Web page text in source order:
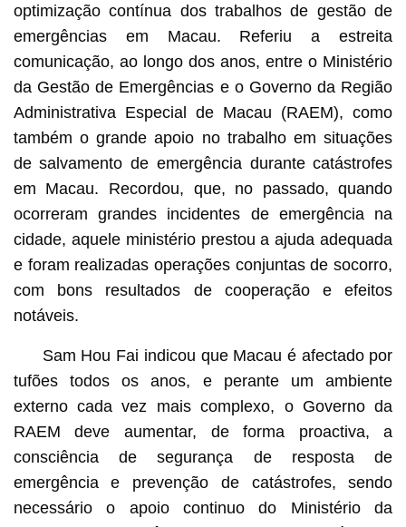
optimização contínua dos trabalhos de gestão de
emergências em Macau. Referiu a estreita
comunicação, ao longo dos anos, entre o Ministério
da Gestão de Emergências e o Governo da Região
Administrativa Especial de Macau (RAEM), como
também o grande apoio no trabalho em situações
de salvamento de emergência durante catástrofes
em Macau. Recordou, que, no passado, quando
ocorreram grandes incidentes de emergência na
cidade, aquele ministério prestou a ajuda adequada
e foram realizadas operações conjuntas de socorro,
com bons resultados de cooperação e efeitos
notáveis.
Sam Hou Fai indicou que Macau é afectado por
tufões todos os anos, e perante um ambiente
externo cada vez mais complexo, o Governo da
RAEM deve aumentar, de forma proactiva, a
consciência de segurança de resposta de
emergência e prevenção de catástrofes, sendo
necessário o apoio continuo do Ministério da